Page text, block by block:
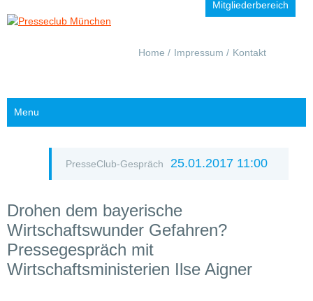
Mitgliederbereich
Navigation
Home Impressum Kontakt
Menu
PresseClub-Gespräch 25.01.2017 11:00
Drohen dem bayerische
Wirtschaftswunder Gefahren?
Pressegespräch mit
Wirtschaftsministerien Ilse Aigner